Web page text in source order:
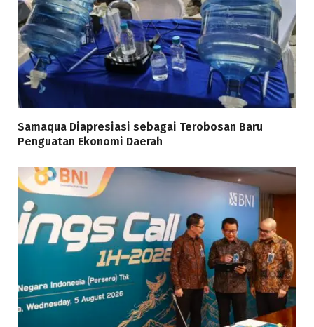
Samaqua Diapresiasi sebagai Terobosan Baru
Penguatan Ekonomi Daerah